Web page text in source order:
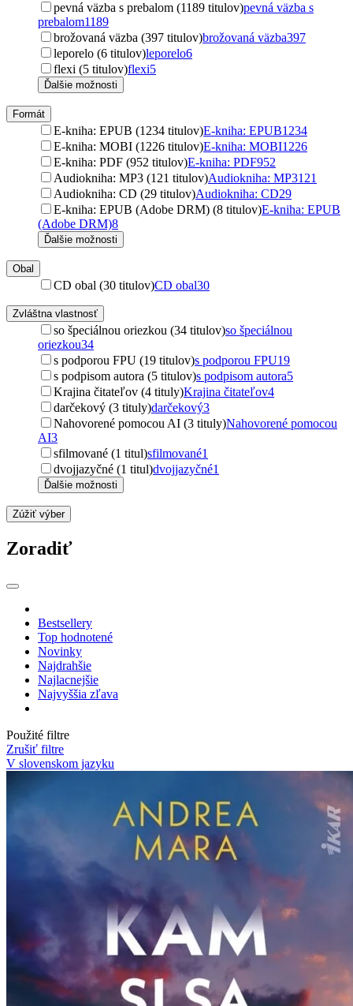
pevná väzba s prebalom (1189 titulov)pevná väzba s
prebalom1189
brožovaná väzba (397 titulov)brožovaná väzba397
leporelo (6 titulov)leporelo6
flexi (5 titulov)flexi5
Ďalšie možnosti
Formát
E-kniha: EPUB (1234 titulov)E-kniha: EPUB1234
E-kniha: MOBI (1226 titulov)E-kniha: MOBI1226
E-kniha: PDF (952 titulov)E-kniha: PDF952
Audiokniha: MP3 (121 titulov)Audiokniha: MP3121
Audiokniha: CD (29 titulov)Audiokniha: CD29
E-kniha: EPUB (Adobe DRM) (8 titulov)E-kniha: EPUB
(Adobe DRM)8
Ďalšie možnosti
Obal
CD obal (30 titulov)CD obal30
Zvláštna vlastnosť
so špeciálnou oriezkou (34 titulov)so špeciálnou
oriezkou34
s podporou FPU (19 titulov)s podporou FPU19
s podpisom autora (5 titulov)s podpisom autora5
Krajina čitateľov (4 tituly)Krajina čitateľov4
darčekový (3 tituly)darčekový3
Nahovorené pomocou AI (3 tituly)Nahovorené pomocou
AI3
sfilmované (1 titul)sfilmované1
dvojjazyčné (1 titul)dvojjazyčné1
Ďalšie možnosti
Zúžiť výber
Zoradiť
Bestsellery
Top hodnotené
Novinky
Najdrahšie
Najlacnejšie
Najvyššia zľava
Použité filtre
Zrušiť filtre
V slovenskom jazyku